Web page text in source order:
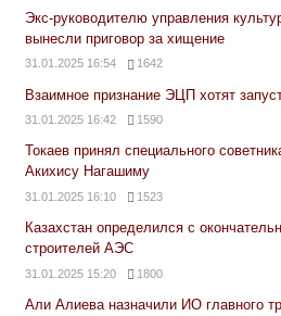
Экс-руководителю управления
вынесли приговор за хищение
31.01.2025 16:54 1642
Взаимное признание ЭЦП хотят
31.01.2025 16:42 1590
Токаев принял специального
Акихису Нагашиму
31.01.2025 16:10 1523
Казахстан определился с
строителей АЭС
31.01.2025 15:20 1800
Али Алиева назначили ИО главного